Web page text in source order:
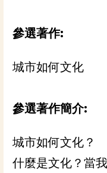
參選著作:
城市如何文化
參選著作簡介:
城市如何文化？
什麼是文化？當